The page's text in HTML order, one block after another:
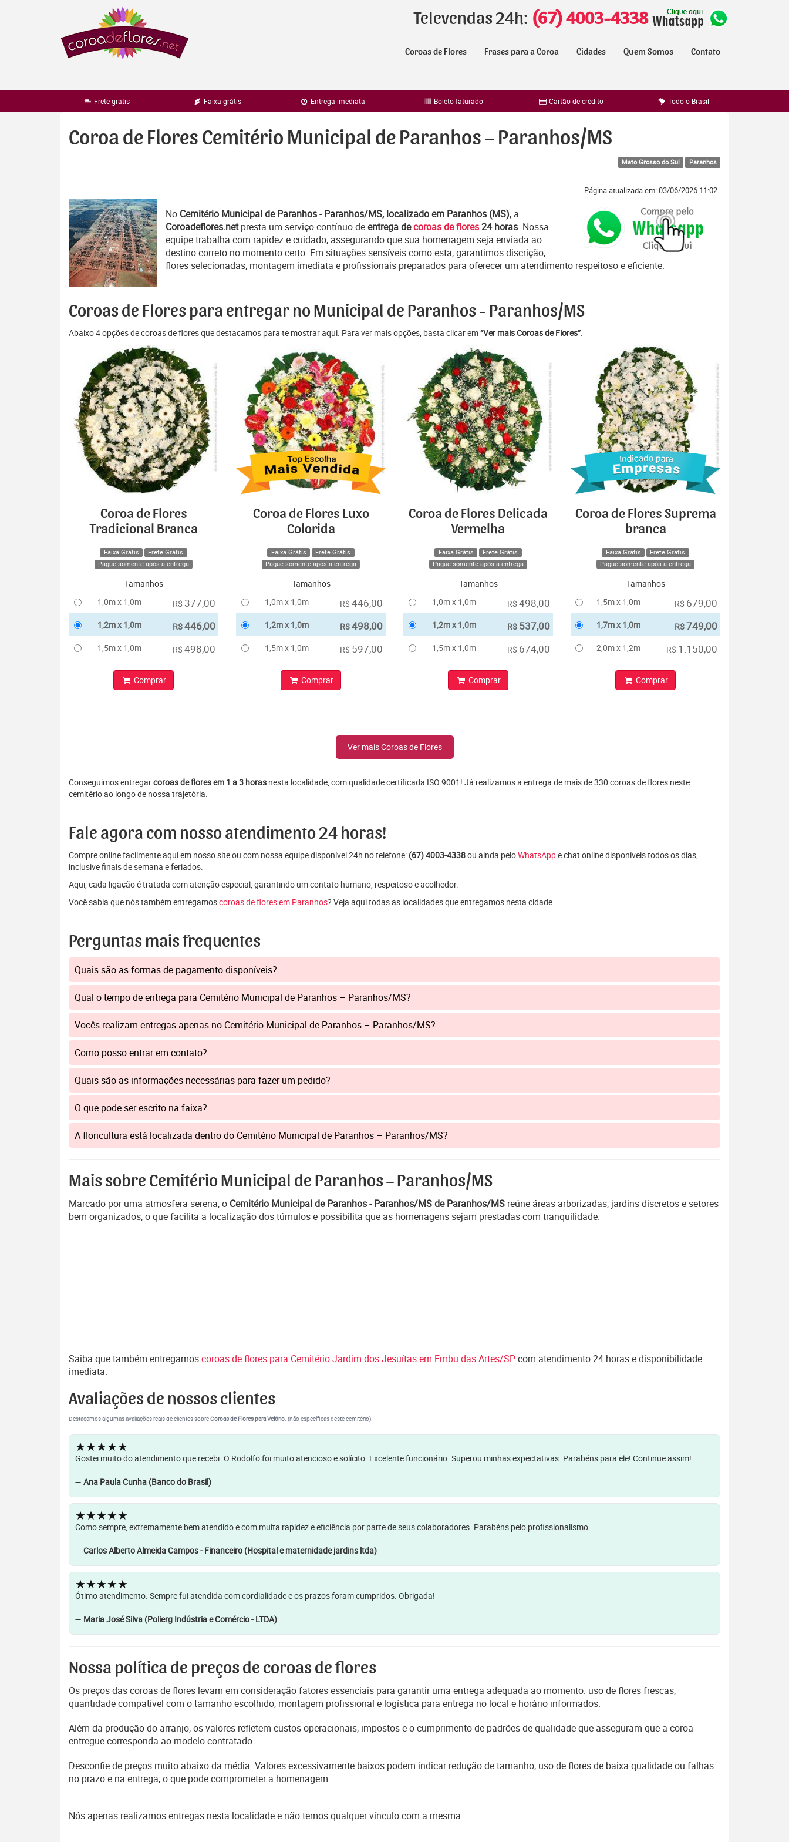
Televendas 24h: (67) 4003-4338
Coroas de Flores Frases para a Coroa Cidades Quem Somos Contato
Frete grátis Faixa grátis Entrega imediata Boleto faturado Cartão de crédito Todo o Brasil
Coroa de Flores Cemitério Municipal de Paranhos – Paranhos/MS
Mato Grosso do Sul Paranhos
Página atualizada em: 03/06/2026 11:02
No Cemitério Municipal de Paranhos - Paranhos/MS, localizado em Paranhos (MS), a
Coroadeflores.netpresta um serviço contínuo deentrega decoroas de flores24 horas. Nossa
equipe trabalha com rapidez e cuidado, assegurando que sua homenagem seja enviada ao
destino correto no momento certo. Em situações sensíveis como esta, garantimos discrição,
flores selecionadas, montagem imediata e profissionais preparados para oferecer um atendimento respeitoso e eficiente.
Coroas de Flores para entregar no Municipal de Paranhos - Paranhos/MS
Abaixo 4 opções de coroas de flores que destacamos para te mostrar aqui. Para ver mais opções, basta clicar em“Ver mais Coroas de Flores”.
Coroa de Flores
Tradicional Branca
Faixa Grátis
Frete Grátis
Pague somente após a entrega
Tamanhos
1,0m x 1,0m
R$ 377,00
1,2m x 1,0m R$446,00
1,5m x 1,0m R$ 498,00
Comprar
Coroa de Flores Luxo
Colorida
Faixa Grátis
Frete Grátis
Pague somente após a entrega
Tamanhos
1,0m x 1,0m
R$ 446,00
1,2m x 1,0m R$498,00
1,5m x 1,0m R$ 597,00
Comprar
Coroa de Flores Delicada
Vermelha
Faixa Grátis
Frete Grátis
Pague somente após a entrega
Tamanhos
1,0m x 1,0m
R$ 498,00
1,2m x 1,0m R$ 537,00
1,5m x 1,0m R$ 674,00
Comprar
Coroa de Flores Suprema
branca
Faixa Grátis
Frete Grátis
Pague somente após a entrega
Tamanhos
1,5m x 1,0m
R$ 679,00
1,7m x 1,0m R$749,00
2,0m x 1,2m R$ 1.150,00
Comprar
Ver mais Coroas de Flores
Conseguimos entregarcoroas de flores em 1 a 3 horas nesta localidade, com qualidade certificada ISO 9001! Já realizamos a entrega de mais de 330 coroas de flores neste
cemitério ao longo de nossa trajetória.
Fale agora com nosso atendimento 24 horas!
Compre online facilmente aqui em nosso site ou com nossa equipe disponível 24h no telefone: (67) 4003-4338ou ainda peloWhatsAppe chat online disponíveis todos os dias,
inclusive finais de semana e feriados.
Aqui, cada ligação é tratada com atenção especial, garantindo um contato humano, respeitoso e acolhedor.
Você sabia que nós também entregamoscoroas de flores em Paranhos? Veja aqui todas as localidades que entregamos nesta cidade.
Perguntas mais frequentes
Quais são as formas de pagamento disponíveis?
Qual o tempo de entrega para Cemitério Municipal de Paranhos – Paranhos/MS?
Vocês realizam entregas apenas no Cemitério Municipal de Paranhos – Paranhos/MS?
Como posso entrar em contato?
Quais são as informações necessárias para fazer um pedido?
O que pode ser escrito na faixa?
A floricultura está localizada dentro do Cemitério Municipal de Paranhos – Paranhos/MS?
Mais sobre Cemitério Municipal de Paranhos – Paranhos/MS
Marcado por uma atmosfera serena, o Cemitério Municipal de Paranhos - Paranhos/MS de Paranhos/MS reúne áreas arborizadas, jardins discretos e setores
bem organizados, o que facilita a localização dos túmulos e possibilita que as homenagens sejam prestadas com tranquilidade.
Saiba que também entregamoscoroas de flores para Cemitério Jardim dos Jesuítas em Embu das Artes/SPcom atendimento 24 horas e disponibilidade
imediata.
Avaliações de nossos clientes
Destacamos algumas avaliações reais de clientes sobreCoroas de Flores para Velório. (não específicas deste cemitério).
★★★★★
Gostei muito do atendimento que recebi. O Rodolfo foi muito atencioso e solícito. Excelente funcionário. Superou minhas expectativas. Parabéns para ele! Continue assim!
— Ana Paula Cunha (Banco do Brasil)
★★★★★
Como sempre, extremamente bem atendido e com muita rapidez e eficiência por parte de seus colaboradores. Parabéns pelo profissionalismo.
— Carlos Alberto Almeida Campos - Financeiro (Hospital e maternidade jardins ltda)
★★★★★
Ótimo atendimento. Sempre fui atendida com cordialidade e os prazos foram cumpridos. Obrigada!
— Maria José Silva (Polierg Indústria e Comércio - LTDA)
Nossa política de preços de coroas de flores
Os preços das coroas de flores levam em consideração fatores essenciais para garantir uma entrega adequada ao momento: uso de flores frescas,
quantidade compatível com o tamanho escolhido, montagem profissional e logística para entrega no local e horário informados.
Além da produção do arranjo, os valores refletem custos operacionais, impostos e o cumprimento de padrões de qualidade que asseguram que a coroa
entregue corresponda ao modelo contratado.
Desconfie de preços muito abaixo da média. Valores excessivamente baixos podem indicar redução de tamanho, uso de flores de baixa qualidade ou falhas
no prazo e na entrega, o que pode comprometer a homenagem.
Nós apenas realizamos entregas nesta localidade e não temos qualquer vínculo com a mesma.